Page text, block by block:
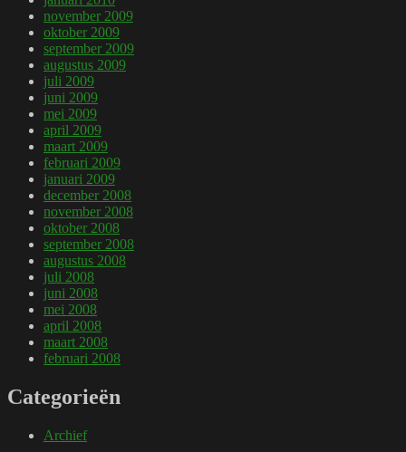
november 2009
oktober 2009
september 2009
augustus 2009
juli 2009
juni 2009
mei 2009
april 2009
maart 2009
februari 2009
januari 2009
december 2008
november 2008
oktober 2008
september 2008
augustus 2008
juli 2008
juni 2008
mei 2008
april 2008
maart 2008
februari 2008
Categorieën
Archief